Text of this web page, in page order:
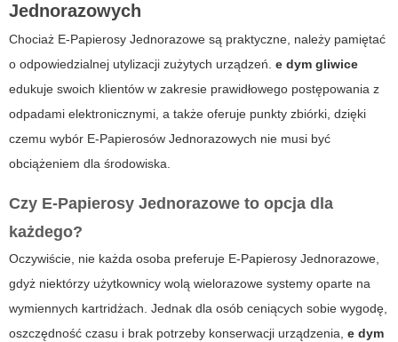
Jednorazowych
Chociaż E-Papierosy Jednorazowe są praktyczne, należy pamiętać
o odpowiedzialnej utylizacji zużytych urządzeń. e dym gliwice
edukuje swoich klientów w zakresie prawidłowego postępowania z
odpadami elektronicznymi, a także oferuje punkty zbiórki, dzięki
czemu wybór E-Papierosów Jednorazowych nie musi być
obciążeniem dla środowiska.
Czy E-Papierosy Jednorazowe to opcja dla
każdego?
Oczywiście, nie każda osoba preferuje E-Papierosy Jednorazowe,
gdyż niektórzy użytkownicy wolą wielorazowe systemy oparte na
wymiennych kartridżach. Jednak dla osób ceniących sobie wygodę,
oszczędność czasu i brak potrzeby konserwacji urządzenia, e dym